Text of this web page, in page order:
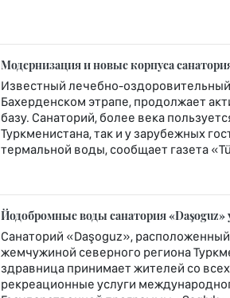
Модернизация и новые корпуса
Известный лечебно-
Бахерденском этрапе, продолжает
базу. Санаторий, более века
Туркменистана, так и у зарубежных
термальной воды, сообщает газета
Йодобромные воды санатория
Санаторий «Daşoguz»,
жемчужиной северного региона
здравница принимает жителей со
рекреационные услуги